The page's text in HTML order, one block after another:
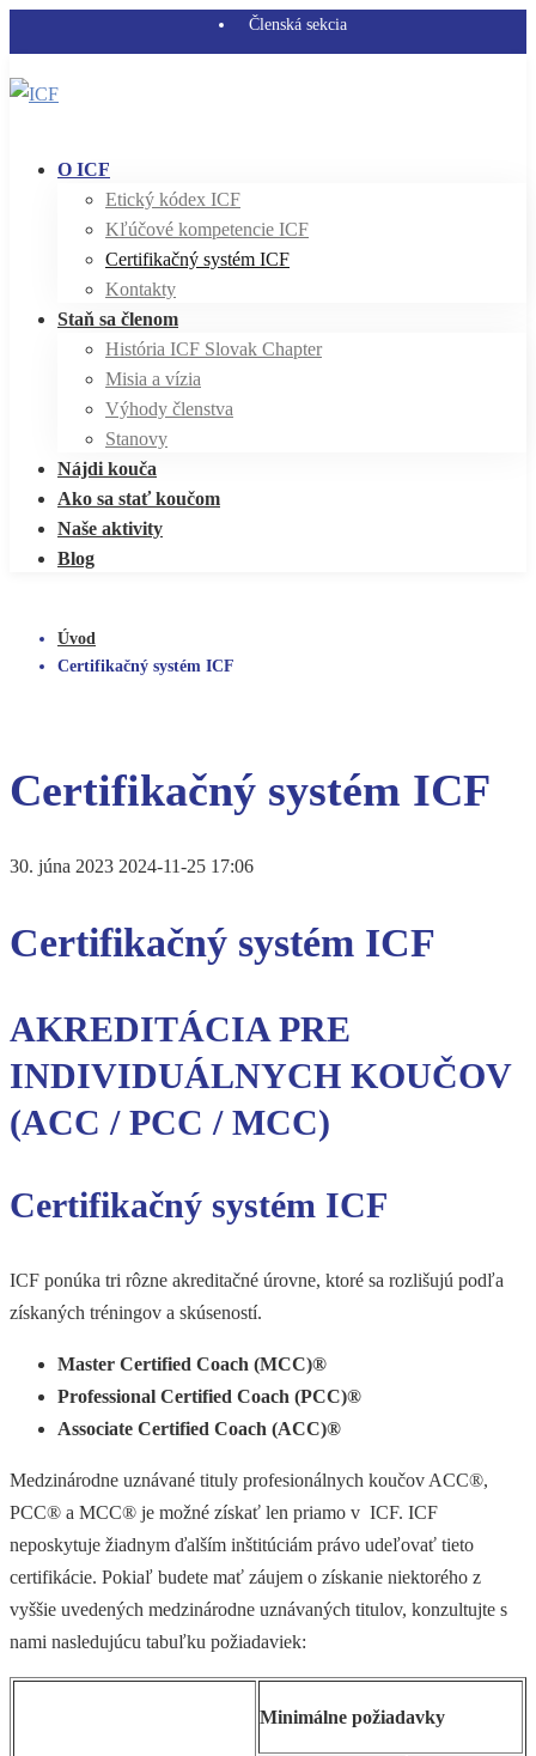
Členská sekcia
O ICF
Etický kódex ICF
Kľúčové kompetencie ICF
Certifikačný systém ICF
Kontakty
Staň sa členom
História ICF Slovak Chapter
Misia a vízia
Výhody členstva
Stanovy
Nájdi kouča
Ako sa stať koučom
Naše aktivity
Blog
Úvod
Certifikačný systém ICF
Certifikačný systém ICF
30. júna 2023 2024-11-25 17:06
Certifikačný systém ICF
AKREDITÁCIA PRE
INDIVIDUÁLNYCH KOUČOV
(ACC / PCC / MCC)
Certifikačný systém ICF
ICF ponúka tri rôzne akreditačné úrovne, ktoré sa rozlišujú podľa
získaných tréningov a skúseností.
Master Certified Coach (MCC)®
Professional Certified Coach (PCC)®
Associate Certified Coach (ACC)®
Medzinárodne uznávané tituly profesionálnych koučov ACC®,
PCC® a MCC® je možné získať len priamo v ICF. ICF
neposkytuje žiadnym ďalším inštitúciám právo udeľovať tieto
certifikácie. Pokiaľ budete mať záujem o získanie niektorého z
vyššie uvedených medzinárodne uznávaných titulov, konzultujte s
nami nasledujúcu tabuľku požiadaviek:
Minimálne požiadavky